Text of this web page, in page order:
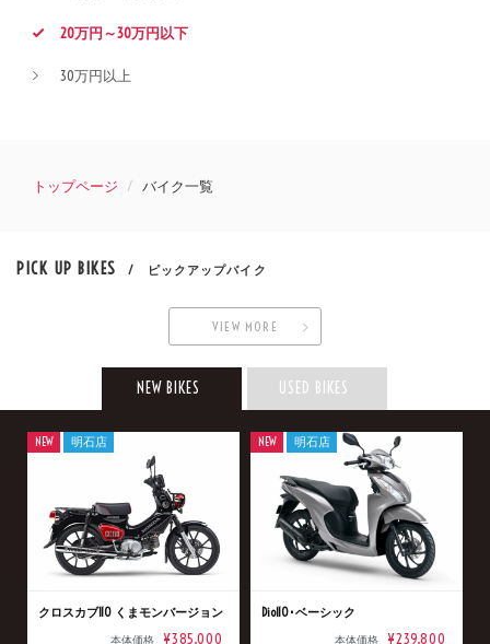
20万円～30万円以下
30万円以上
トップページ バイク一覧
PICK UP BIKES / ピックアップバイク
VIEW MORE
NEW BIKES USED BIKES
クロスカブ110 くまモンバージョン
本体価格 ¥385,000
NEW 明石店
Dio110･ベーシック
本体価格 ¥239,800
NEW 明石店